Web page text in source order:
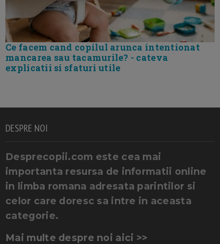
Ce facem cand copilul arunca intentionat
mancarea sau tacamurile? - cateva
explicatii si sfaturi utile
DESPRE NOI
Desprecopii.com este cea mai
importanta resursa de informatii online
in limba romana adresata parintilor si
celor care doresc sa intre in aceasta
categorie.
Mai multe despre noi aici >>